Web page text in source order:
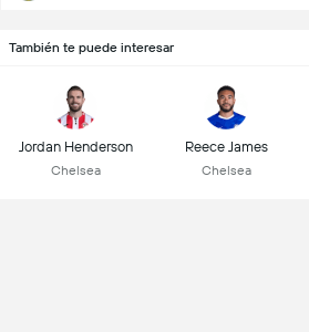
También te puede interesar
Jordan Henderson
Chelsea
Reece James
Chelsea